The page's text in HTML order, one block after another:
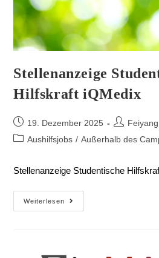
Stellenanzeige
Hilfskraft iQMedix
19. Dezember 2025
Feiyang
Aushilfsjobs / Außerhalb des
Stellenanzeige Studentische
Weiterlesen